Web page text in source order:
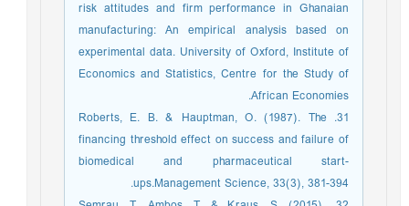
risk attitudes and firm performance in Ghanaian
manufacturing: An empirical analysis based on
experimental data. University of Oxford, Institute of
Economics and Statistics, Centre for the Study of
African Economies.
31. Roberts, E. B. & Hauptman, O. (1987). The
financing threshold effect on success and failure of
biomedical and pharmaceutical start-
ups.Management Science, 33(3), 381-394.